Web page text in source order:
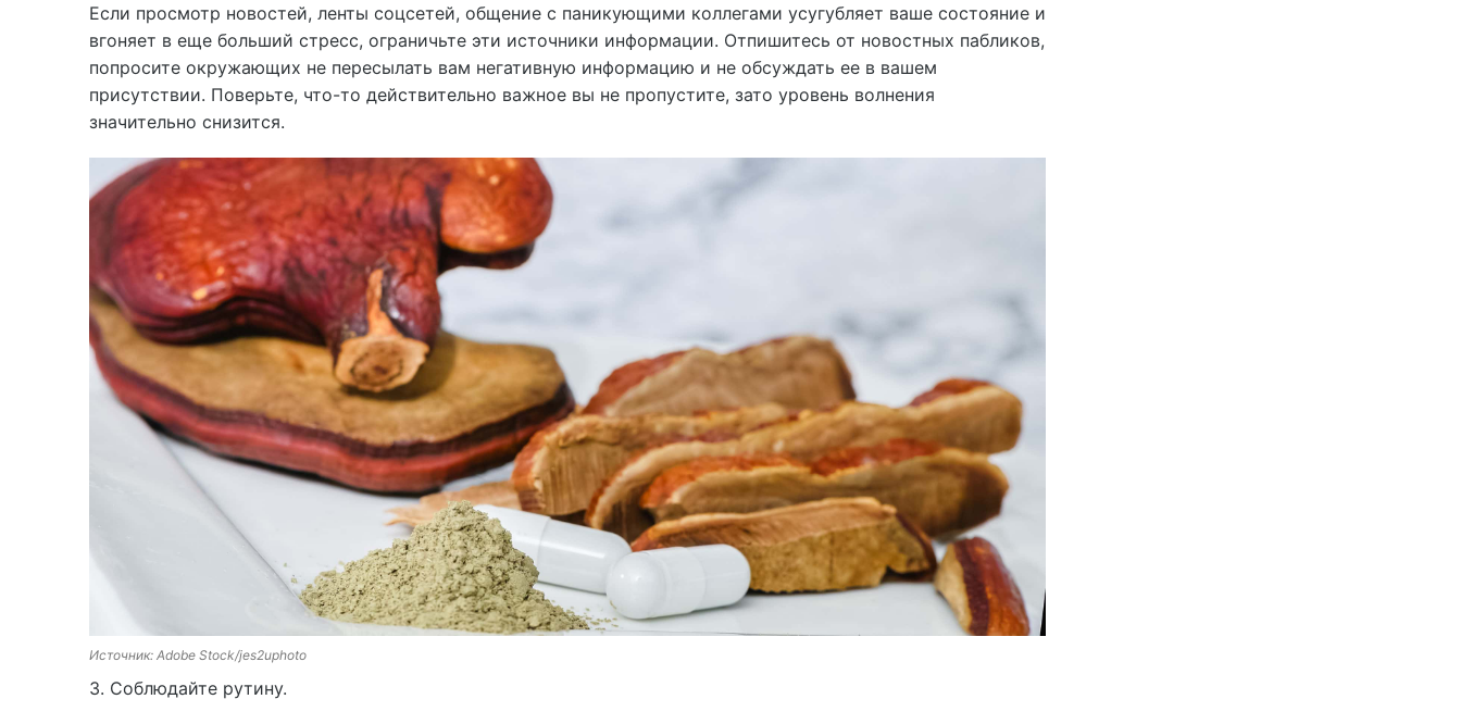
Если просмотр новостей, ленты соцсетей, общение с паникующими коллегами усугубляет ваше состояние и
вгоняет в еще больший стресс, ограничьте эти источники информации. Отпишитесь от новостных пабликов,
попросите окружающих не пересылать вам негативную информацию и не обсуждать ее в вашем
присутствии. Поверьте, что-то действительно важное вы не пропустите, зато уровень волнения
значительно снизится.
Источник: Adobe Stock/jes2uphoto
3. Соблюдайте рутину.